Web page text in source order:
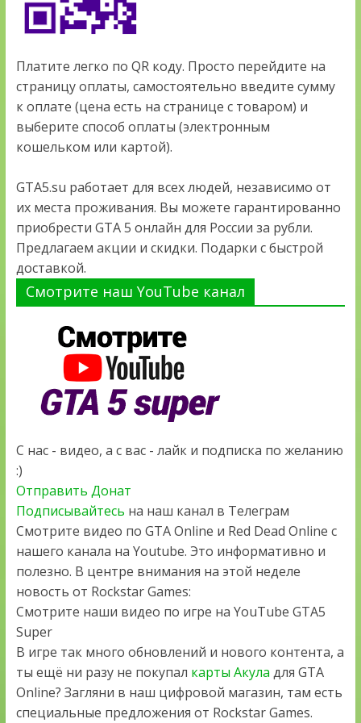
Платите легко по QR коду. Просто перейдите на
страницу оплаты, самостоятельно введите сумму
к оплате (цена есть на странице с товаром) и
выберите способ оплаты (электронным
кошельком или картой).
GTA5.su работает для всех людей, независимо от
их места проживания. Вы можете гарантированно
приобрести GTA 5 онлайн для России за рубли.
Предлагаем акции и скидки. Подарки с быстрой
доставкой.
Смотрите наш YouTube канал
С нас - видео, а с вас - лайк и подписка по желанию
:)
Отправить Донат
Подписывайтесь на наш канал в Телеграм
Смотрите видео по GTA Online и Red Dead Online с
нашего канала на Youtube. Это информативно и
полезно. В центре внимания на этой неделе
новость от Rockstar Games:
Смотрите наши видео по игре на YouTube GTA5
Super
В игре так много обновлений и нового контента, а
ты ещё ни разу не покупал карты Акула для GTA
Online? Загляни в наш цифровой магазин, там есть
специальные предложения от Rockstar Games.